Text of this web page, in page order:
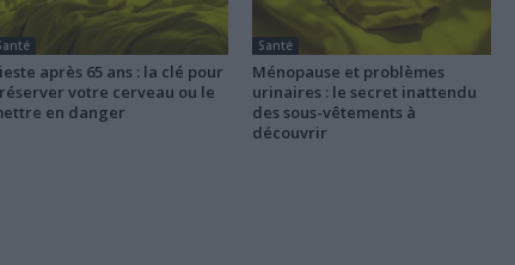
après 65 ans : la clé pour
votre cerveau ou le
en danger
Santé
Ménopause et problèmes
urinaires : le secret inattendu
des sous-vêtements à
découvrir